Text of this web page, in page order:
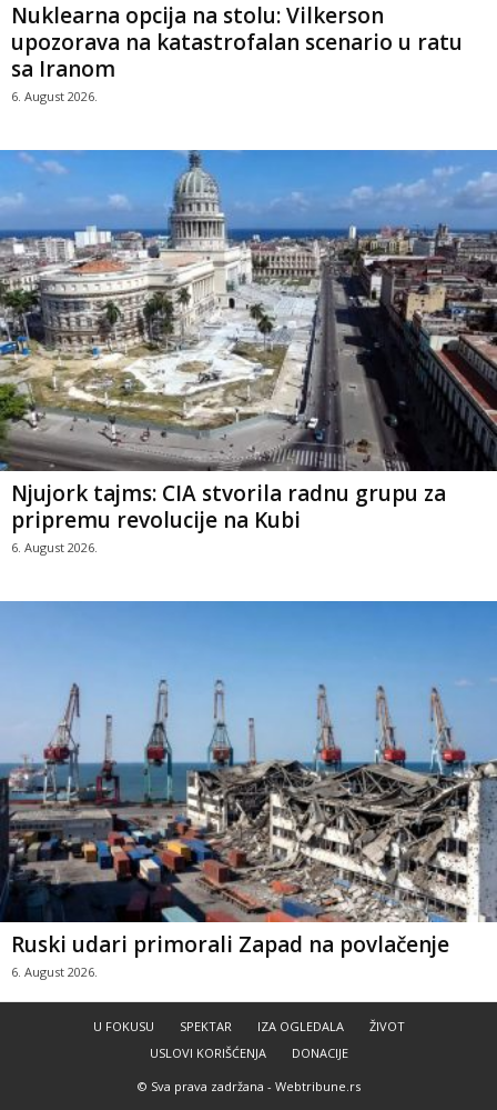
Nuklearna opcija na stolu: Vilkerson
upozorava na katastrofalan scenario u ratu
sa Iranom
6. August 2026.
Njujork tajms: CIA stvorila radnu grupu za
pripremu revolucije na Kubi
6. August 2026.
Ruski udari primorali Zapad na povlačenje
6. August 2026.
U FOKUSU SPEKTAR IZA OGLEDALA
ŽIVOT
USLOVI KORIŠĆENJA
DONACIJE
© Sva prava zadržana - Webtribune.rs